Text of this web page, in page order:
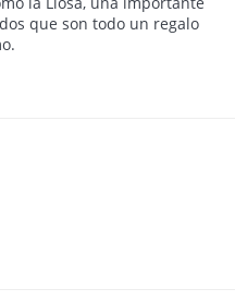
que son todo un regalo